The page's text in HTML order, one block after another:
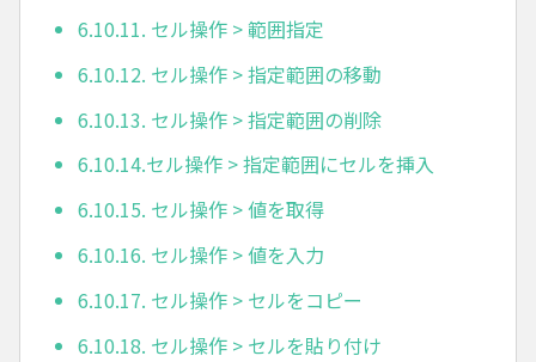
6.10.11. セル操作 > 範囲指定
6.10.12. セル操作 > 指定範囲の移動
6.10.13. セル操作 > 指定範囲の削除
6.10.14.セル操作 > 指定範囲にセルを挿入
6.10.15. セル操作 > 値を取得
6.10.16. セル操作 > 値を入力
6.10.17. セル操作 > セルをコピー
6.10.18. セル操作 > セルを貼り付け